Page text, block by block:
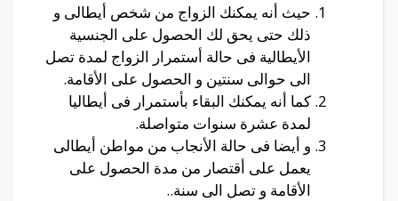
حيث أنه يمكنك الزواج من شخص أيطالى و
ذلك حتى يحق لك الحصول على الجنسية
الأيطالية فى حالة أستمرار الزواج لمدة تصل
الى حوالى سنتين و الحصول على الأقامة.
كما أنه يمكنك البقاء بأستمرار فى أيطاليا
لمدة عشرة سنوات متواصلة.
و أيضا فى حالة الأنجاب من مواطن أيطالى
يعمل على أقتصار من مدة الحصول على
الأقامة و تصل الى سنة..